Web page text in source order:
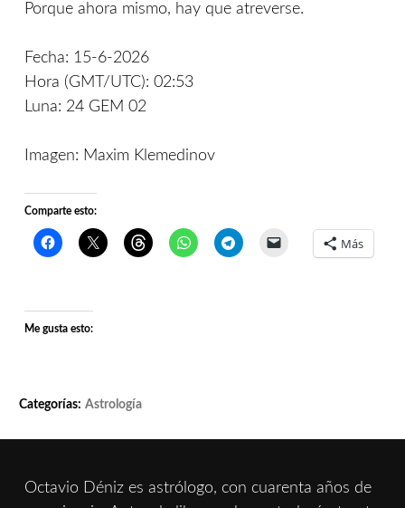
Porque ahora mismo, hay que atreverse.
Fecha: 15-6-2026
Hora (GMT/UTC): 02:53
Luna: 24 GEM 02
Imagen: Maxim Klemedinov
Comparte esto:
Más
Me gusta esto:
Categorías: Astrología
Octavio Déniz es astrólogo, con cuarenta años de